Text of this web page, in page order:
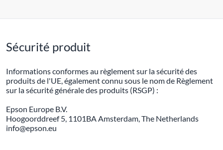
Sécurité produit
Informations conformes au règlement sur la sécurité des
produits de l'UE, également connu sous le nom de Règlement
sur la sécurité générale des produits (RSGP) :
Epson Europe B.V.
Hoogoorddreef 5, 1101BA Amsterdam, The Netherlands
info@epson.eu